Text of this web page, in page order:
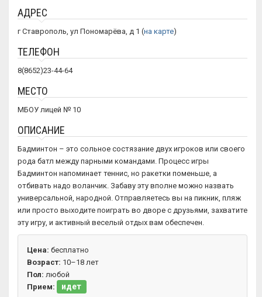
АДРЕС
г Ставрополь, ул Пономарёва, д 1 (на карте)
ТЕЛЕФОН
8(8652)23-44-64
МЕСТО
МБОУ лицей № 10
ОПИСАНИЕ
Бадминтон – это сольное состязание двух игроков или своего
рода батл между парными командами. Процесс игры
Бадминтон напоминает теннис, но ракетки поменьше, а
отбивать надо воланчик. Забаву эту вполне можно назвать
универсальной, народной. Отправляетесь вы на пикник, пляж
или просто выходите поиграть во дворе с друзьями, захватите
эту игру, и активный веселый отдых вам обеспечен.
Цена: бесплатно
Возраст: 10–18 лет
Пол: любой
Прием:
идет